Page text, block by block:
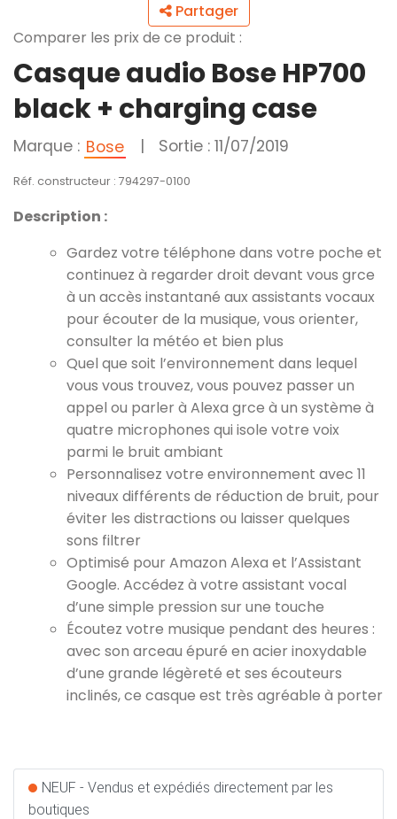
Partager
Comparer les prix de ce produit :
Casque audio Bose HP700
black + charging case
Marque : Bose | Sortie : 11/07/2019
Réf. constructeur : 794297-0100
Description :
Gardez votre téléphone dans votre poche et
continuez à regarder droit devant vous grce
à un accès instantané aux assistants vocaux
pour écouter de la musique, vous orienter,
consulter la météo et bien plus
Quel que soit l’environnement dans lequel
vous vous trouvez, vous pouvez passer un
appel ou parler à Alexa grce à un système à
quatre microphones qui isole votre voix
parmi le bruit ambiant
Personnalisez votre environnement avec 11
niveaux différents de réduction de bruit, pour
éviter les distractions ou laisser quelques
sons filtrer
Optimisé pour Amazon Alexa et l’Assistant
Google. Accédez à votre assistant vocal
d’une simple pression sur une touche
Écoutez votre musique pendant des heures :
avec son arceau épuré en acier inoxydable
d’une grande légèreté et ses écouteurs
inclinés, ce casque est très agréable à porter
NEUF - Vendus et expédiés directement par les
boutiques